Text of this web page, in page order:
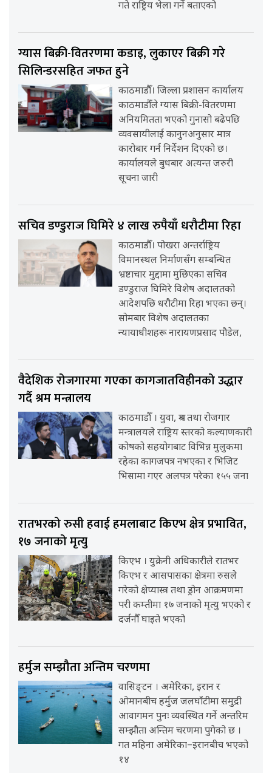
गते राष्ट्रिय भेला गर्ने बताएको
ग्यास बिक्री-वितरणमा कडाइ, लुकाएर बिक्री गरे
सिलिन्डरसहित जफत हुने
काठमाडौँ। जिल्ला प्रशासन कार्यालय
काठमाडौँले ग्यास बिक्री-वितरणमा
अनियमितता भएको गुनासो बढेपछि
व्यवसायीलाई कानुनअनुसार मात्र
कारोबार गर्न निर्देशन दिएको छ।
कार्यालयले बुधबार अत्यन्त जरुरी
सूचना जारी
सचिव डण्डुराज घिमिरे ४ लाख रुपैयाँ धरौटीमा रिहा
काठमाडौँ। पोखरा अन्तर्राष्ट्रिय
विमानस्थल निर्माणसँग सम्बन्धित
भ्रष्टाचार मुद्दामा मुछिएका सचिव
डण्डुराज घिमिरे विशेष अदालतको
आदेशपछि धरौटीमा रिहा भएका छन्।
सोमबार विशेष अदालतका
न्यायाधीशहरू नारायणप्रसाद पौडेल,
वैदेशिक रोजगारमा गएका कागजातविहीनको उद्धार
गर्दै श्रम मन्त्रालय
काठमाडौँ । युवा, श्रम तथा रोजगार
मन्त्रालयले राष्ट्रिय स्तरको कल्याणकारी
कोषको सहयोगबाट विभिन्न मुलुकमा
रहेका कागजपत्र नभएका र भिजिट
भिसामा गएर अलपत्र परेका १५५ जना
रातभरको रुसी हवाई हमलाबाट किएभ क्षेत्र प्रभावित,
१७ जनाको मृत्यु
किएभ । युक्रेनी अधिकारीले रातभर
किएभ र आसपासका क्षेत्रमा रुसले
गरेको क्षेप्यास्त्र तथा ड्रोन आक्रमणमा
परी कम्तीमा १७ जनाको मृत्यु भएको र
दर्जनौँ घाइते भएको
हर्मुज सम्झौता अन्तिम चरणमा
वासिङ्टन । अमेरिका, इरान र
ओमानबीच हर्मुज जलघाँटीमा समुद्री
आवागमन पुनः व्यवस्थित गर्ने अन्तरिम
सम्झौता अन्तिम चरणमा पुगेको छ ।
गत महिना अमेरिका–इरानबीच भएको
१४